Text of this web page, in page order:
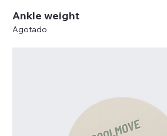
Ankle weight
Agotado